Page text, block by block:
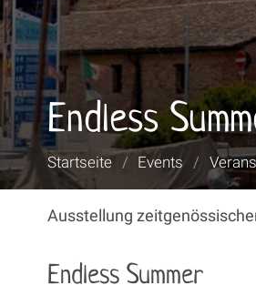
Endless
Sie
sind
Startseite / Events /
Ausstellung
Endless Summer